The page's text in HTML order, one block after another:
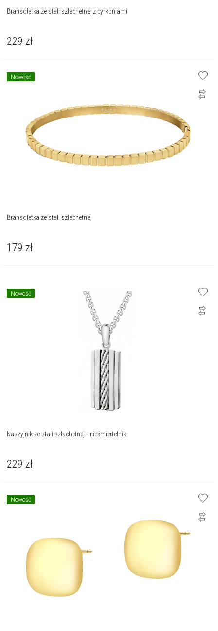
Bransoletka ze stali szlachetnej z cyrkoniami
229 zł
Nowość
Bransoletka ze stali szlachetnej
179 zł
Nowość
Naszyjnik ze stali szlachetnej - nieśmiertelnik
229 zł
Nowość